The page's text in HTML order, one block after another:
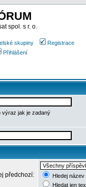
spol. s r. o.
skupiny
Registrace
Přihlášení
výraz jak je zadaný
předchozí:
Hledej
Hledat jen